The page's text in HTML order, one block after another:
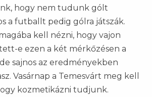
hogy nem tudunk gólt
a futballt pedig gólra játszák.
kell nézni, hogy vajon
e ezen a két mérkőzésen a
sajnos az eredményekben
Vasárnap a Temesvárt meg kell
kozmetikázni tudjunk.